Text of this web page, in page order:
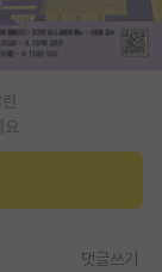
댓글쓰기